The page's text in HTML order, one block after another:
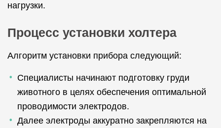
нагрузки.
Процесс установки холтера
Алгоритм установки прибора следующий:
Специалисты начинают подготовку груди
животного в целях обеспечения оптимальной
проводимости электродов.
Далее электроды аккуратно закрепляются на